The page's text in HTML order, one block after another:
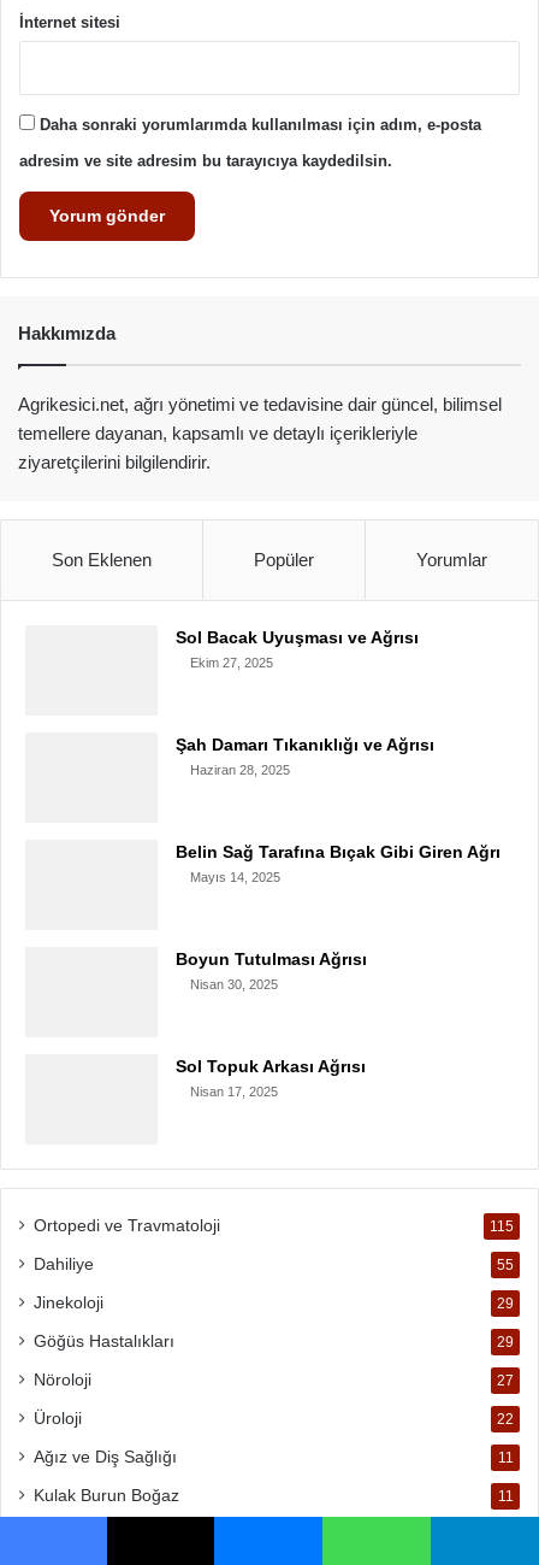
İnternet sitesi
Daha sonraki yorumlarımda kullanılması için adım, e-posta
adresim ve site adresim bu tarayıcıya kaydedilsin.
Hakkımızda
Agrikesici.net, ağrı yönetimi ve tedavisine dair güncel, bilimsel
temellere dayanan, kapsamlı ve detaylı içerikleriyle
ziyaretçilerini bilgilendirir.
Son Eklenen Popüler Yorumlar
Sol Bacak Uyuşması ve Ağrısı
Ekim 27, 2025
Şah Damarı Tıkanıklığı ve Ağrısı
Haziran 28, 2025
Belin Sağ Tarafına Bıçak Gibi Giren Ağrı
Mayıs 14, 2025
Boyun Tutulması Ağrısı
Nisan 30, 2025
Sol Topuk Arkası Ağrısı
Nisan 17, 2025
Ortopedi ve Travmatoloji 115
Dahiliye 55
Jinekoloji 29
Göğüs Hastalıkları 29
Nöroloji 27
Üroloji 22
Ağız ve Diş Sağlığı 11
Kulak Burun Boğaz 11